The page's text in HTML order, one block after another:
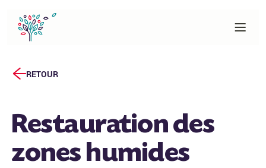
RETOUR
Restauration des
zones humides